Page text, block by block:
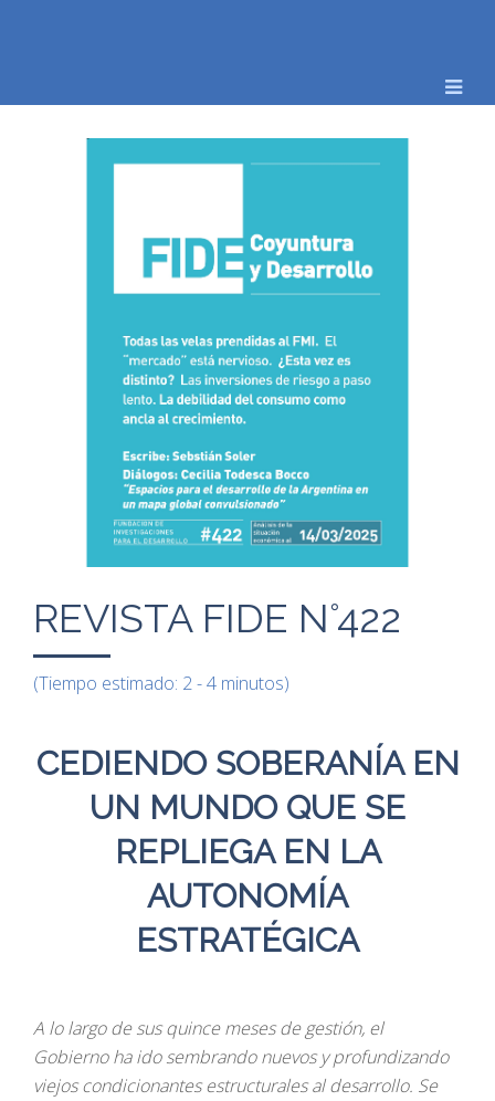
REVISTA FIDE N°422
(Tiempo estimado: 2 - 4 minutos)
CEDIENDO SOBERANÍA EN
UN MUNDO QUE SE
REPLIEGA EN LA
AUTONOMÍA
ESTRATÉGICA
A lo largo de sus quince meses de gestión, el
Gobierno ha ido sembrando nuevos y profundizando
viejos condicionantes estructurales al desarrollo. Se